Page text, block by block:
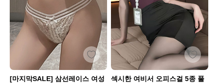
[마지막SALE] 삼선레이스 여성
섹시한 여비서 오피스걸 5종 풀